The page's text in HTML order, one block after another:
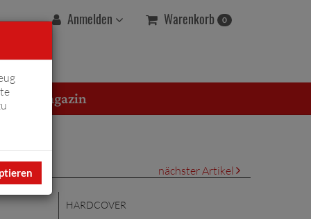
Anmelden Warenkorb 0
Magazin
nächster Artikel
HARDCOVER